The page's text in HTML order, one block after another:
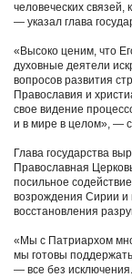
человеческих
― указал глава
«Высоко ценим, что
духовные деятели
вопросов развития
Православия и
свое видение
и в мире в целом», ―
Глава государства
Православная
посильное
возрождения Сирии и
восстановления
«Мы с Патриархом
мы готовы
― все без